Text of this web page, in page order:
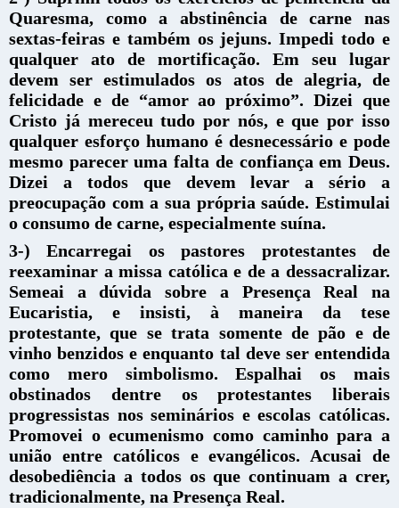
Quaresma, como a abstinência de carne nas
sextas-feiras e também os jejuns. Impedi todo e
qualquer ato de mortificação. Em seu lugar
devem ser estimulados os atos de alegria, de
felicidade e de “amor ao próximo”. Dizei que
Cristo já mereceu tudo por nós, e que por isso
qualquer esforço humano é desnecessário e pode
mesmo parecer uma falta de confiança em Deus.
Dizei a todos que devem levar a sério a
preocupação com a sua própria saúde. Estimulai
o consumo de carne, especialmente suína.
3-) Encarregai os pastores protestantes de
reexaminar a missa católica e de a dessacralizar.
Semeai a dúvida sobre a Presença Real na
Eucaristia, e insisti, à maneira da tese
protestante, que se trata somente de pão e de
vinho benzidos e enquanto tal deve ser entendida
como mero simbolismo. Espalhai os mais
obstinados dentre os protestantes liberais
progressistas nos seminários e escolas católicas.
Promovei o ecumenismo como caminho para a
união entre católicos e evangélicos. Acusai de
desobediência a todos os que continuam a crer,
tradicionalmente, na Presença Real.